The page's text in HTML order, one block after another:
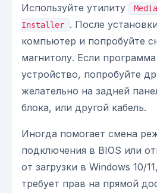
Используйте утилиту
Installer
. После
компьютер и попробуйте
магнитолу. Если
устройство, попробуйте
желательно на задней
блока, или другой кабель.
Иногда помогает смена
подключения в BIOS или
от загрузки в Windows 10/
требует прав на прямой